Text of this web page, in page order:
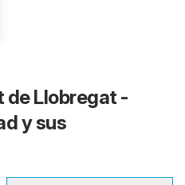
Llobregat -
y sus